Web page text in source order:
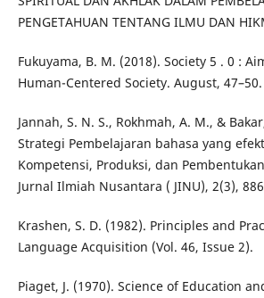
PENGETAHUAN TENTANG ILMU DAN
Fukuyama, B. M. (2018). Society 5 . 0 :
Human-Centered Society. August, 47–50.
Jannah, S. N. S., Rokhmah, A. M., &
Strategi Pembelajaran bahasa yang
Kompetensi, Produksi, dan
Jurnal Ilmiah Nusantara ( JINU), 2(3),
Krashen, S. D. (1982). Principles and
Language Acquisition (Vol. 46, Issue 2).
Piaget, J. (1970). Science of Education